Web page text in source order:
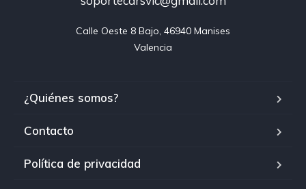
Calle Oeste 8 Bajo, 46940 Manises
Valencia
¿Quiénes somos?
Contacto
Política de privacidad